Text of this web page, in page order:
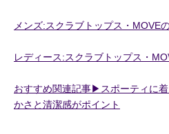
メンズ:スクラブトップス・MOVE
レディース:スクラブトップス・
おすすめ関連記事▶︎スポーティに
かさと清潔感がポイント